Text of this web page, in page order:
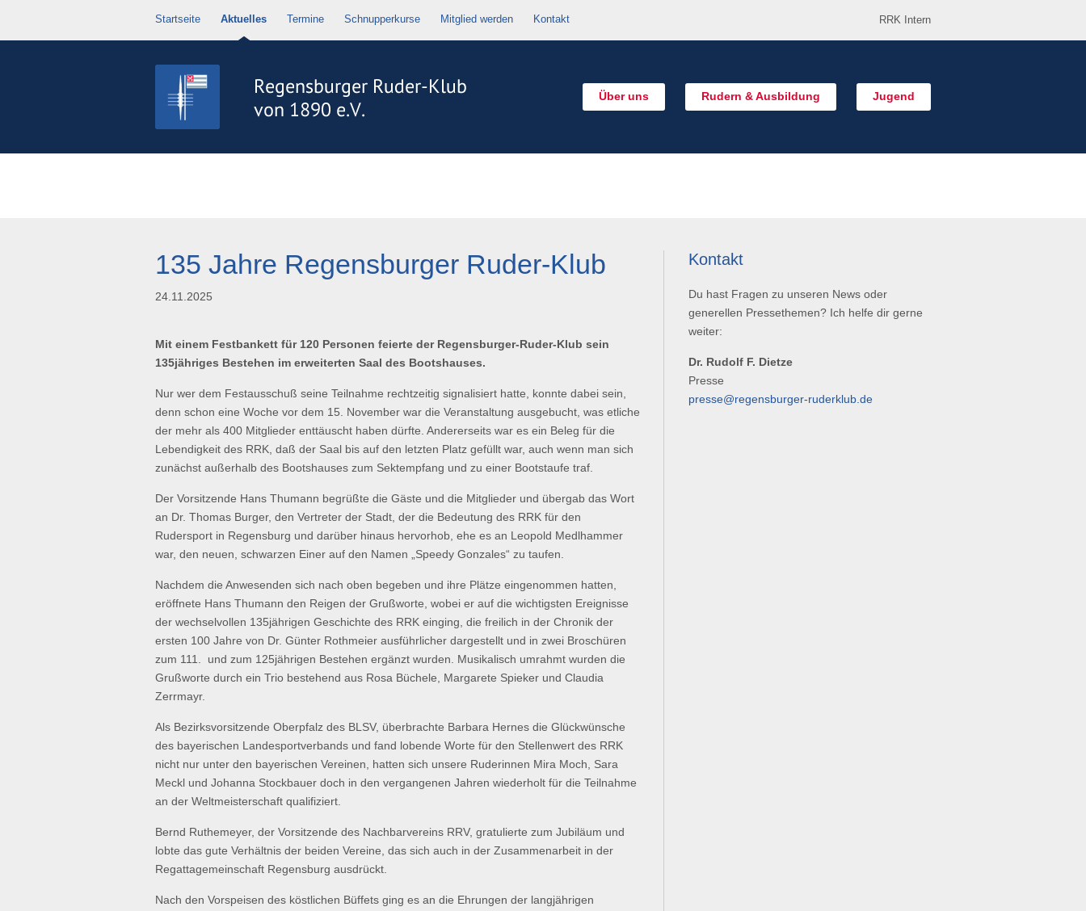
Startseite Aktuelles Termine Schnupperkurse Mitglied werden Kontakt RRK Intern
Über uns Rudern & Ausbildung Jugend
135 Jahre Regensburger Ruder-Klub
24.11.2025
Mit einem Festbankett für 120 Personen feierte der Regensburger-Ruder-Klub sein
135jähriges Bestehen im erweiterten Saal des Bootshauses.
Nur wer dem Festausschuß seine Teilnahme rechtzeitig signalisiert hatte, konnte dabei sein,
denn schon eine Woche vor dem 15. November war die Veranstaltung ausgebucht, was etliche
der mehr als 400 Mitglieder enttäuscht haben dürfte. Andererseits war es ein Beleg für die
Lebendigkeit des RRK, daß der Saal bis auf den letzten Platz gefüllt war, auch wenn man sich
zunächst außerhalb des Bootshauses zum Sektempfang und zu einer Bootstaufe traf.
Der Vorsitzende Hans Thumann begrüßte die Gäste und die Mitglieder und übergab das Wort
an Dr. Thomas Burger, den Vertreter der Stadt, der die Bedeutung des RRK für den
Rudersport in Regensburg und darüber hinaus hervorhob, ehe es an Leopold Medlhammer
war, den neuen, schwarzen Einer auf den Namen „Speedy Gonzales“ zu taufen.
Nachdem die Anwesenden sich nach oben begeben und ihre Plätze eingenommen hatten,
eröffnete Hans Thumann den Reigen der Grußworte, wobei er auf die wichtigsten Ereignisse
der wechselvollen 135jährigen Geschichte des RRK einging, die freilich in der Chronik der
ersten 100 Jahre von Dr. Günter Rothmeier ausführlicher dargestellt und in zwei Broschüren
zum 111. und zum 125jährigen Bestehen ergänzt wurden. Musikalisch umrahmt wurden die
Grußworte durch ein Trio bestehend aus Rosa Büchele, Margarete Spieker und Claudia
Zerrmayr.
Als Bezirksvorsitzende Oberpfalz des BLSV, überbrachte Barbara Hernes die Glückwünsche
des bayerischen Landesportverbands und fand lobende Worte für den Stellenwert des RRK
nicht nur unter den bayerischen Vereinen, hatten sich unsere Ruderinnen Mira Moch, Sara
Meckl und Johanna Stockbauer doch in den vergangenen Jahren wiederholt für die Teilnahme
an der Weltmeisterschaft qualifiziert.
Bernd Ruthemeyer, der Vorsitzende des Nachbarvereins RRV, gratulierte zum Jubiläum und
lobte das gute Verhältnis der beiden Vereine, das sich auch in der Zusammenarbeit in der
Regattagemeinschaft Regensburg ausdrückt.
Nach den Vorspeisen des köstlichen Büffets ging es an die Ehrungen der langjährigen
Kontakt
Du hast Fragen zu unseren News oder
generellen Pressethemen? Ich helfe dir gerne
weiter:
Dr. Rudolf F. Dietze
Presse
presse@regensburger-ruderklub.de